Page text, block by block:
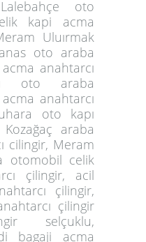
oto
kapi acma
Uluırmak
oto araba
anahtarcı
oto araba
anahtarcı
oto kapı
araba
cilingir, Meram
otomobil celik
çilingir, acil
çilingir,
çilingir
selçuklu,
bagaji acma